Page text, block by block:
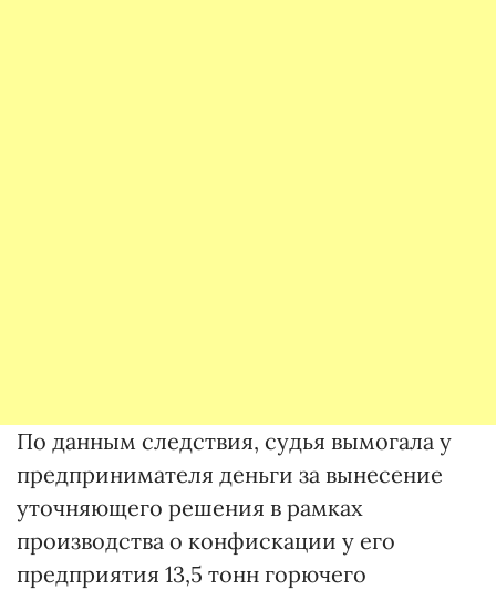
По данным следствия, судья вымогала у
предпринимателя деньги за вынесение
уточняющего решения в рамках
производства о конфискации у его
предприятия 13,5 тонн горючего